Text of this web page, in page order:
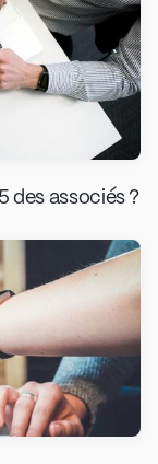
des associés ?